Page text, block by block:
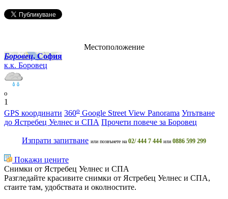
Местоположение
Боровец, София
к.к. Боровец
o
1
GPS координати 360o Google Street View Panorama Упътване
до Ястребец Уелнес и СПА Прочети повече за Боровец
Изпрати запитване или позвънете на 02/ 444 7 444 или 0886 599 299
Покажи цените
Снимки от Ястребец Уелнес и СПА
Разгледайте красивите снимки от Ястребец Уелнес и СПА,
стаите там, удобствата и околностите.